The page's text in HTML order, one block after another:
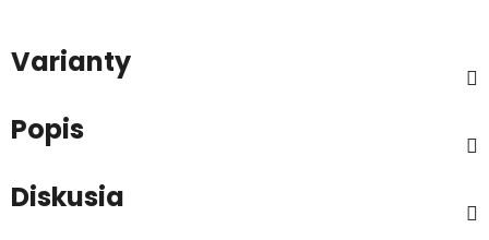
Varianty
Popis
Diskusia